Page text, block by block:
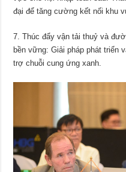
đại để tăng cường kết nối khu
7. Thúc đẩy vận tải thuỷ và
bền vững: Giải pháp phát triển
trợ chuỗi cung ứng xanh.